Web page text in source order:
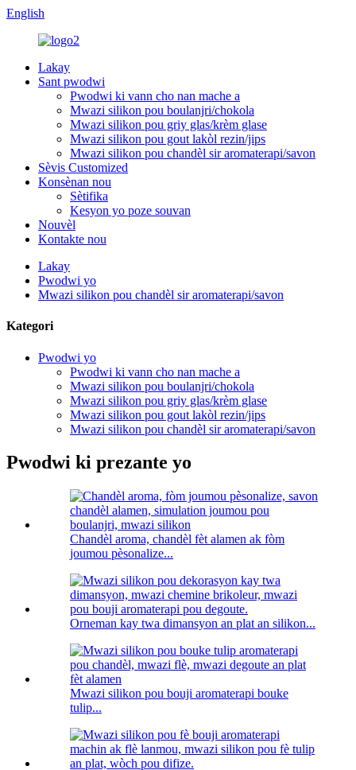
English
Lakay
Sant pwodwi
Pwodwi ki vann cho nan mache a
Mwazi silikon pou boulanjri/chokola
Mwazi silikon pou griy glas/krèm glase
Mwazi silikon pou gout lakòl rezin/jips
Mwazi silikon pou chandèl sir aromaterapi/savon
Sèvis Customized
Konsènan nou
Sètifika
Kesyon yo poze souvan
Nouvèl
Kontakte nou
Lakay
Pwodwi yo
Mwazi silikon pou chandèl sir aromaterapi/savon
Kategori
Pwodwi yo
Pwodwi ki vann cho nan mache a
Mwazi silikon pou boulanjri/chokola
Mwazi silikon pou griy glas/krèm glase
Mwazi silikon pou gout lakòl rezin/jips
Mwazi silikon pou chandèl sir aromaterapi/savon
Pwodwi ki prezante yo
Chandèl aroma, chandèl fèt alamen ak fòm
joumou pèsonalize...
Orneman kay twa dimansyon an plat an silikon...
Mwazi silikon pou bouji aromaterapi bouke
tulip...